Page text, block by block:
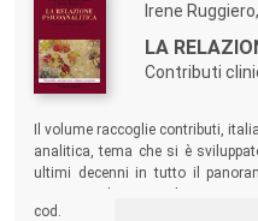
Irene
LA
Contributi
Il volume raccoglie contributi,
analitica, tema che si è
ultimi decenni in tutto il
cod.